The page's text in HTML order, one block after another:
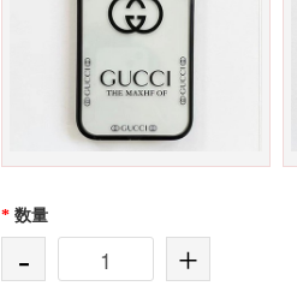
* 数量
- +